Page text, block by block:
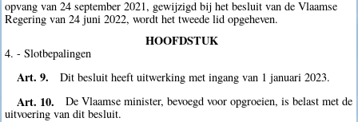
opvang van 24 september 2021, gewijzigd bij het besluit van de Vlaamse
Regering van 24 juni 2022, wordt het tweede lid opgeheven.
HOOFDSTUK
4. - Slotbepalingen
Art. 9. Dit besluit heeft uitwerking met ingang van 1 januari 2023.
Art. 10.
De Vlaamse minister, bevoegd voor opgroeien, is belast met de
uitvoering van dit besluit.